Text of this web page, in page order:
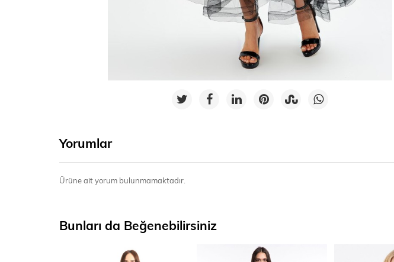
Yorumlar
Ürüne ait yorum bulunmamaktadır.
Bunları da Beğenebilirsiniz